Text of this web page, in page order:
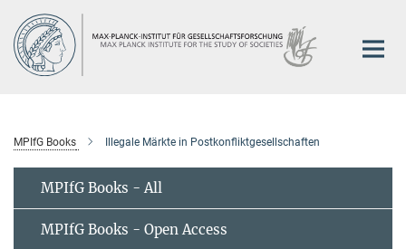
Main-
Content
MPIfG Books Illegale Märkte in Postkonfliktgesellschaften
MPIfG Books - All
MPIfG Books - Open Access